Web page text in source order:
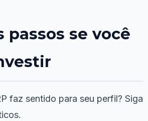
passos se você
faz sentido para seu perfil? Siga